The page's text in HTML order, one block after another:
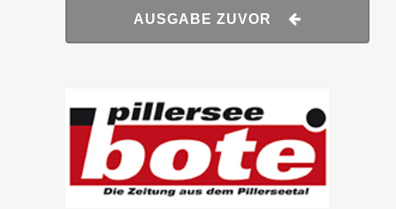
AUSGABE ZUVOR